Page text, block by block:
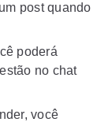
post quando
poderá
no chat
você